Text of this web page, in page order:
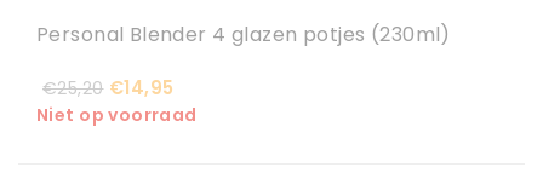
Personal Blender 4 glazen potjes (230ml)
€25,20 €14,95
Niet op voorraad